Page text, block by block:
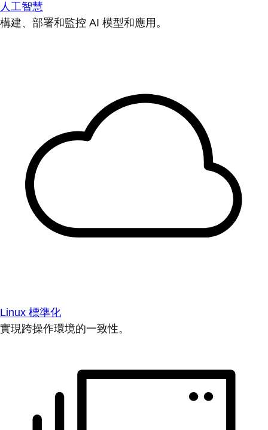
人工智慧
構建、部署和監控 AI 模型和應用。
Linux 標準化
實現跨操作環境的一致性。